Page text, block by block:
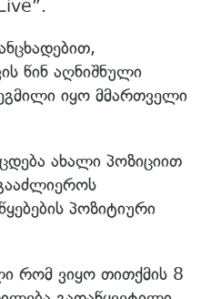
წინ აღნიშნული
იყო მმართველი
ახალი პოზიციით
პოზიტიური
რომ ვიყო თითქმის 8